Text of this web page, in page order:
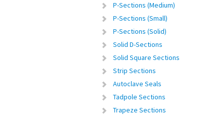
P-Sections (Medium)
P-Sections (Small)
P-Sections (Solid)
Solid D-Sections
Solid Square Sections
Strip Sections
Autoclave Seals
Tadpole Sections
Trapeze Sections